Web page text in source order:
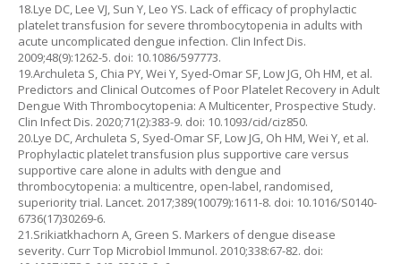
18.Lye DC, Lee VJ, Sun Y, Leo YS. Lack of efficacy of prophylactic
platelet transfusion for severe thrombocytopenia in adults with
acute uncomplicated dengue infection. Clin Infect Dis.
2009;48(9):1262-5. doi: 10.1086/597773.
19.Archuleta S, Chia PY, Wei Y, Syed-Omar SF, Low JG, Oh HM, et al.
Predictors and Clinical Outcomes of Poor Platelet Recovery in Adult
Dengue With Thrombocytopenia: A Multicenter, Prospective Study.
Clin Infect Dis. 2020;71(2):383-9. doi: 10.1093/cid/ciz850.
20.Lye DC, Archuleta S, Syed-Omar SF, Low JG, Oh HM, Wei Y, et al.
Prophylactic platelet transfusion plus supportive care versus
supportive care alone in adults with dengue and
thrombocytopenia: a multicentre, open-label, randomised,
superiority trial. Lancet. 2017;389(10079):1611-8. doi: 10.1016/S0140-
6736(17)30269-6.
21.Srikiatkhachorn A, Green S. Markers of dengue disease
severity. Curr Top Microbiol Immunol. 2010;338:67-82. doi: